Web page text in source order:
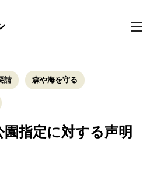
toggle
請 森や海を守る
指定に対する声明